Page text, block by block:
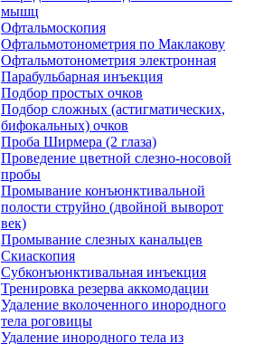
мышц
Офтальмоскопия
Офтальмотонометрия по Маклакову
Офтальмотонометрия электронная
Парабульбарная инъекция
Подбор простых очков
Подбор сложных (астигматических,
бифокальных) очков
Проба Ширмера (2 глаза)
Проведение цветной слезно-носовой
пробы
Промывание конъюнктивальной
полости струйно (двойной выворот
век)
Промывание слезных канальцев
Скиаскопия
Субконъюнктивальная инъекция
Тренировка резерва аккомодации
Удаление вколоченного инородного
тела роговицы
Удаление инородного тела из